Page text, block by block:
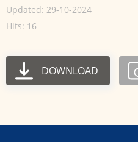
Updated: 29-10-2024
Hits: 16
DOWNLOAD